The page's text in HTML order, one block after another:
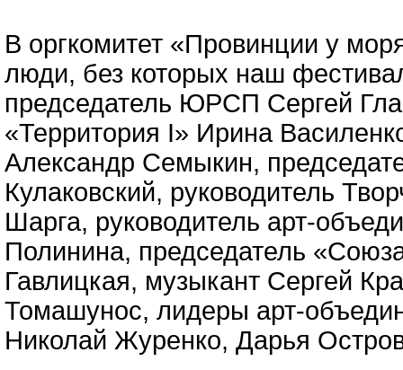
В оргкомитет «Провинции у
люди, без которых наш
председатель ЮРСП Сергей
«Территория I» Ирина
Александр Семыкин,
Кулаковский, руководитель
Шарга, руководитель арт-
Полинина, председатель
Гавлицкая, музыкант Сергей
Томашунос, лидеры арт-
Николай Журенко, Дарья